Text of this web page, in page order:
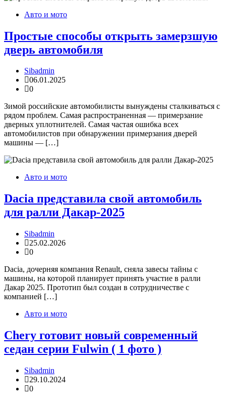
Авто и мото
Простые способы открыть замерзшую
дверь автомобиля
Sibadmin
06.01.2025
0
Зимой российские автомобилисты вынуждены сталкиваться с
рядом проблем. Самая распространенная — примерзание
дверных уплотнителей. Самая частая ошибка всех
автомобилистов при обнаружении примерзания дверей
машины — […]
Авто и мото
Dacia представила свой автомобиль
для ралли Дакар-2025
Sibadmin
25.02.2026
0
Dacia, дочерняя компания Renault, сняла завесы тайны с
машины, на которой планирует принять участие в ралли
Дакар 2025. Прототип был создан в сотрудничестве с
компанией […]
Авто и мото
Chery готовит новый современный
седан серии Fulwin ( 1 фото )
Sibadmin
29.10.2024
0